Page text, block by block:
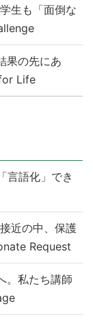
生も「面倒な
果の先にあ
Life
言語化」でき
近の中、保護
Request
。私たち講師